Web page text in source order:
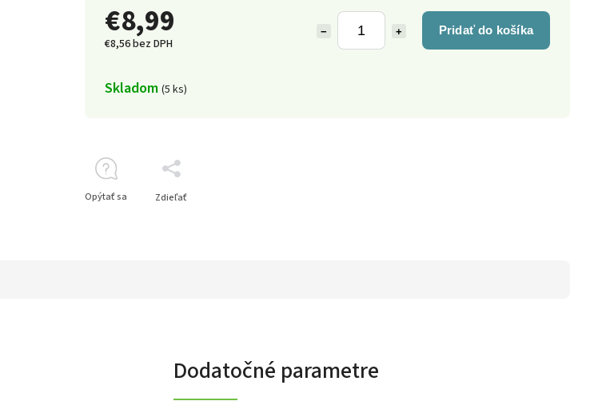
€8,99
€8,56 bez DPH
+
− Pridať do košíka
Skladom (5 ks)
Opýtať sa Zdieľať
Dodatočné parametre